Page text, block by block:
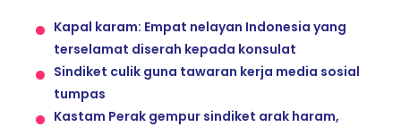
Kapal karam: Empat nelayan Indonesia yang
terselamat diserah kepada konsulat
Sindiket culik guna tawaran kerja media sosial
tumpas
Kastam Perak gempur sindiket arak haram,